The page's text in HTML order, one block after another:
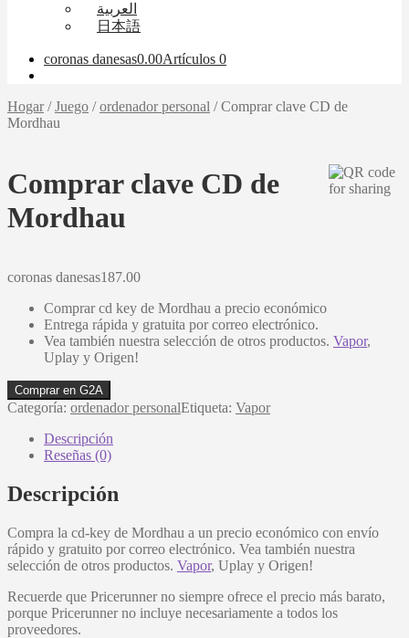
العربية
日本語
coronas danesas0.00Artículos 0
Hogar/Juego /ordenador personal /Comprar clave CD de
Mordhau
Comprar clave CD de
Mordhau
coronas danesas187.00
Comprar cd key de Mordhau a precio económico
Entrega rápida y gratuita por correo electrónico.
Vea también nuestra selección de otros productos. Vapor,
Uplay y Origen!
Comprar en G2A
Categoría: ordenador personalEtiqueta: Vapor
Descripción
Reseñas (0)
Descripción
Compra la cd-key de Mordhau a un precio económico con envío
rápido y gratuito por correo electrónico. Vea también nuestra
selección de otros productos. Vapor, Uplay y Origen!
Recuerde que Pricerunner no siempre ofrece el precio más barato,
porque Pricerunner no incluye necesariamente a todos los
proveedores.